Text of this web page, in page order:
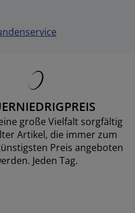
große Vielfalt sorgfältig
Artikel, die immer zum
Preis angeboten
Jeden Tag.